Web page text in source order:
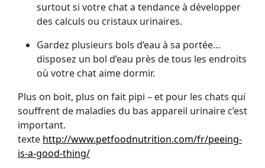
surtout si votre chat a tendance à développer
des calculs ou cristaux urinaires.
Gardez plusieurs bols d’eau à sa portée…
disposez un bol d’eau près de tous les endroits
où votre chat aime dormir.
Plus on boit, plus on fait pipi – et pour les chats qui
souffrent de maladies du bas appareil urinaire c’est
important.
texte http://www.petfoodnutrition.com/fr/peeing-
is-a-good-thing/